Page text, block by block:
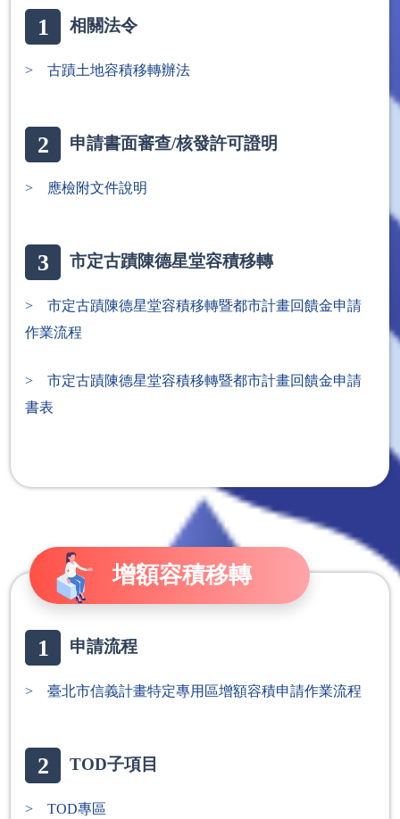
1 相關法令
> 古蹟土地容積移轉辦法
2 申請書面審查/核發許可證明
> 應檢附文件說明
3 市定古蹟陳德星堂容積移轉
> 市定古蹟陳德星堂容積移轉暨都市計畫回饋金申請
作業流程
> 市定古蹟陳德星堂容積移轉暨都市計畫回饋金申請
書表
增額容積移轉
1 申請流程
> 臺北市信義計畫特定專用區增額容積申請作業流程
2 TOD子項目
> TOD專區